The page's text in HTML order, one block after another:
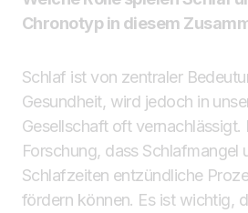
Chronotyp in diesem
Schlaf ist von zentraler
Gesundheit, wird jedoch in
Gesellschaft oft
Forschung, dass Schlafmangel
Schlafzeiten entzündliche
fördern können. Es ist wichtig,